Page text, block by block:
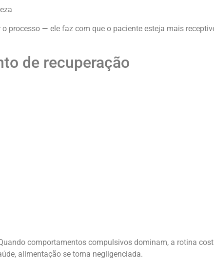
processo — ele faz com que o paciente esteja mais
de recuperação
comportamentos compulsivos dominam, a rotina
alimentação se torna negligenciada.